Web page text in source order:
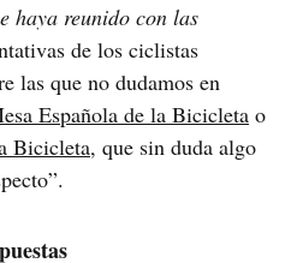
haya reunido con las
de los ciclistas
las que no dudamos en
Española de la Bicicleta o
Bicicleta, que sin duda algo